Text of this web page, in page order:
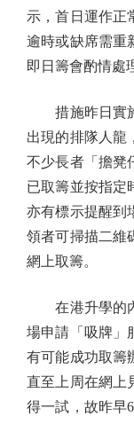
示，首日運作正
逾時或缺席需重
即日籌會酌情處
措施昨日實施
出現的排隊人龍
不少長者「擔凳
已取籌並按指定
亦有標示提醒到
領者可掃描二維
網上取籌。
在港升學的內
場申請「吸牌」
有可能成功取籌
直至上周在網上
得一試，故昨早